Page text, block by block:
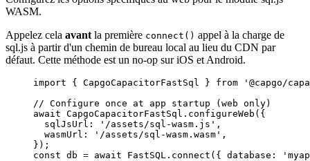
WASM.
Appelez cela avant la première connect() appel à la charge de
sql.js à partir d'un chemin de bureau local au lieu du CDN par
défaut. Cette méthode est un no-op sur iOS et Android.
import { CapgoCapacitorFastSql } from
'@capgo/
// Configure once at app startup (web only)
await CapgoCapacitorFastSql. configureWeb ({
sqlJsUrl:
'/assets/sql-wasm.js' ,
wasmUrl:
'/assets/sql-wasm.wasm' ,
});
const db = await FastSQL. connect ({ database: